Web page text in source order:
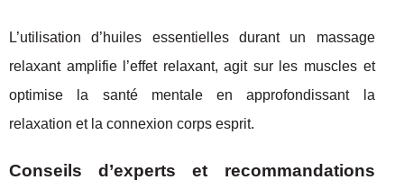
L’utilisation d’huiles essentielles durant un massage
relaxant amplifie l’effet relaxant, agit sur les muscles et
optimise la santé mentale en approfondissant la
relaxation et la connexion corps esprit.
Conseils d’experts et recommandations